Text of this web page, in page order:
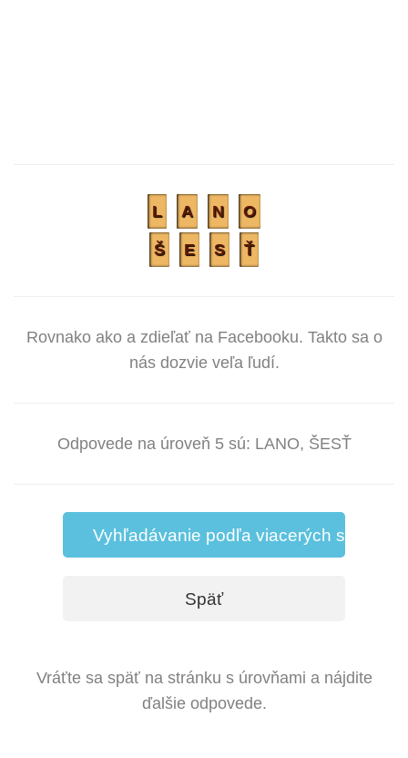
L A N O
Š E S Ť
Rovnako ako a zdieľať na Facebooku. Takto sa o
nás dozvie veľa ľudí.
Odpovede na úroveň 5 sú: LANO, ŠESŤ
Vyhľadávanie podľa viacerých slov
Späť
Vráťte sa späť na stránku s úrovňami a nájdite
ďalšie odpovede.